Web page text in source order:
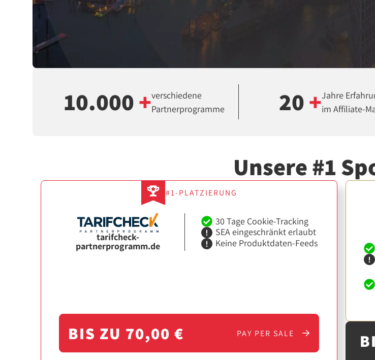
10.000+verschiedene
Partnerprogramme
20+Jahre
im Affiliate-
Unsere #1
#1-PLATZIERUNG
tarifcheck-
partnerprogramm.de
30 Tage Cookie-Tracking
SEA eingeschränkt erlaubt
Keine Produktdaten-Feeds
BIS ZU 70,00 € PAY PER SALE